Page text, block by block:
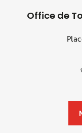
Office de